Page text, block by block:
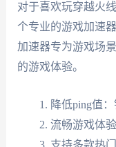
对于喜欢玩穿越火
个专业的游戏加速
加速器专为游戏场
的游戏体验。
降低ping值
流畅游戏体
支持多款热